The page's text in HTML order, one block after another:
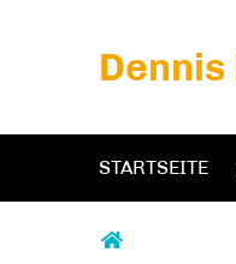
STARTSEITE
Sie sind hier